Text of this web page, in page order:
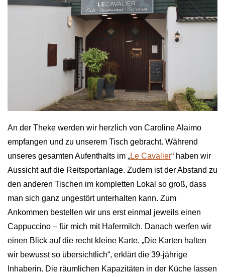
An der Theke werden wir herzlich von Caroline Alaimo
empfangen und zu unserem Tisch gebracht. Während
unseres gesamten Aufenthalts im „Le Cavalier“ haben wir
Aussicht auf die Reitsportanlage. Zudem ist der Abstand zu
den anderen Tischen im kompletten Lokal so groß, dass
man sich ganz ungestört unterhalten kann. Zum
Ankommen bestellen wir uns erst einmal jeweils einen
Cappuccino – für mich mit Hafermilch. Danach werfen wir
einen Blick auf die recht kleine Karte. „Die Karten halten
wir bewusst so übersichtlich“, erklärt die 39-jährige
Inhaberin. Die räumlichen Kapazitäten in der Küche lassen